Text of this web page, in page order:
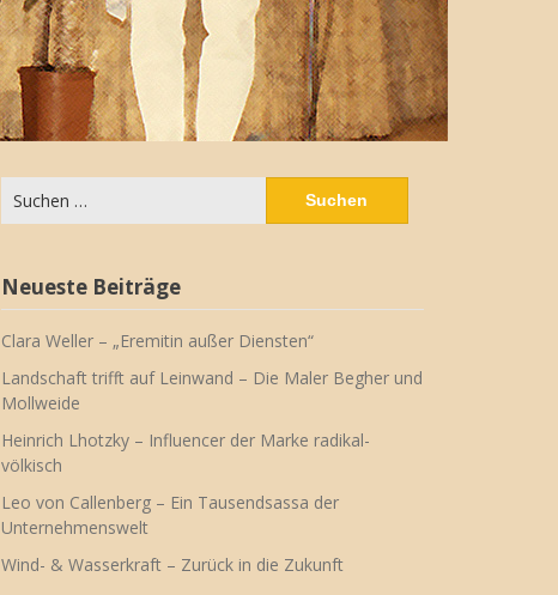
Suchen
nach:
Neueste Beiträge
Clara Weller – „Eremitin außer Diensten“
Landschaft trifft auf Leinwand – Die Maler Begher und
Mollweide
Heinrich Lhotzky – Influencer der Marke radikal-
völkisch
Leo von Callenberg – Ein Tausendsassa der
Unternehmenswelt
Wind- & Wasserkraft – Zurück in die Zukunft